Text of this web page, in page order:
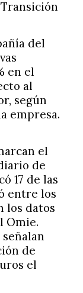
del
en el
al
según
empresa.
el
de
17 de las
entre los
los datos
Omie.
de
el